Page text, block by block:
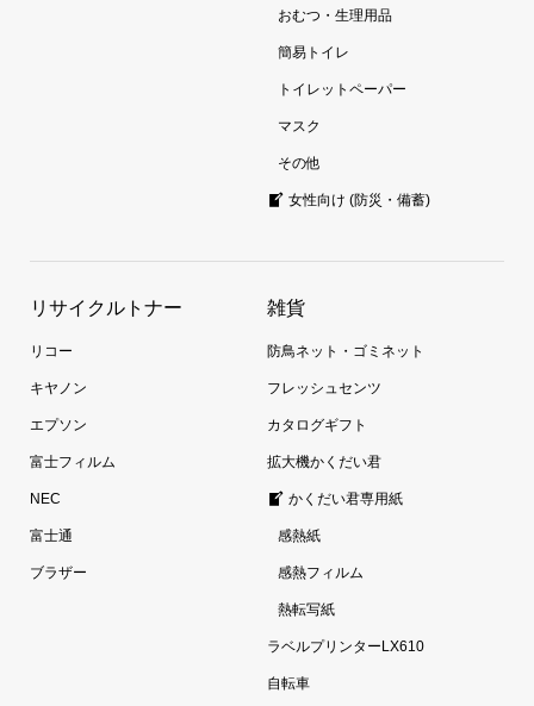
おむつ・生理用品
簡易トイレ
トイレットペーパー
マスク
その他
女性向け (防災・備蓄)
リサイクルトナー
リコー
キヤノン
エプソン
富士フィルム
NEC
富士通
ブラザー
雑貨
防鳥ネット・ゴミネット
フレッシュセンツ
カタログギフト
拡大機かくだい君
かくだい君専用紙
感熱紙
感熱フィルム
熱転写紙
ラベルプリンターLX610
自転車